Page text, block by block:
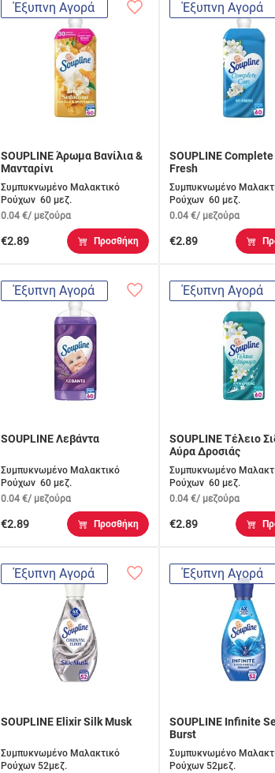
Έξυπνη Αγορά
SOUPLINE Άρωμα Βανίλια &
Μανταρίνι
Συμπυκνωμένο Μαλακτικό
Ρούχων 60 μεζ.
0.04 €/ μεζούρα
€2.89 Προσθήκη
Έξυπνη Αγορά
SOUPLINE
Fresh
Συμπυκνωμένο
Ρούχων 60 μεζ.
0.04 €/ μεζούρα
€2.89
Έξυπνη Αγορά
SOUPLINE Λεβάντα
Συμπυκνωμένο Μαλακτικό
Ρούχων 60 μεζ.
0.04 €/ μεζούρα
€2.89 Προσθήκη
Έξυπνη Αγορά
SOUPLINE Τέλειο
Αύρα Δροσιάς
Συμπυκνωμένο
Ρούχων 60 μεζ.
0.04 €/ μεζούρα
€2.89
Έξυπνη Αγορά
SOUPLINE Elixir Silk Musk
Συμπυκνωμένο Μαλακτικό
Ρούχων 52μεζ.
Έξυπνη Αγορά
SOUPLINE Infinite
Burst
Συμπυκνωμένο
Ρούχων 52μεζ.